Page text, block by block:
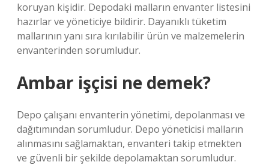
koruyan kişidir. Depodaki malların envanter listesini
hazırlar ve yöneticiye bildirir. Dayanıklı tüketim
mallarının yanı sıra kırılabilir ürün ve malzemelerin
envanterinden sorumludur.
Ambar işçisi ne demek?
Depo çalışanı envanterin yönetimi, depolanması ve
dağıtımından sorumludur. Depo yöneticisi malların
alınmasını sağlamaktan, envanteri takip etmekten
ve güvenli bir şekilde depolamaktan sorumludur.